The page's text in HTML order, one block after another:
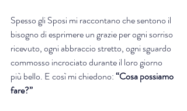
Spesso gli Sposi mi raccontano che sentono il
bisogno di esprimere un grazie per ogni sorriso
ricevuto, ogni abbraccio stretto, ogni sguardo
commosso incrociato durante il loro giorno
più bello. E così mi chiedono: “Cosa possiamo
fare?”